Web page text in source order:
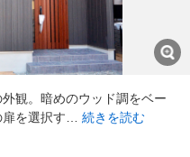
観。暗めのウッド調をベー
扉を選択す… 続きを読む